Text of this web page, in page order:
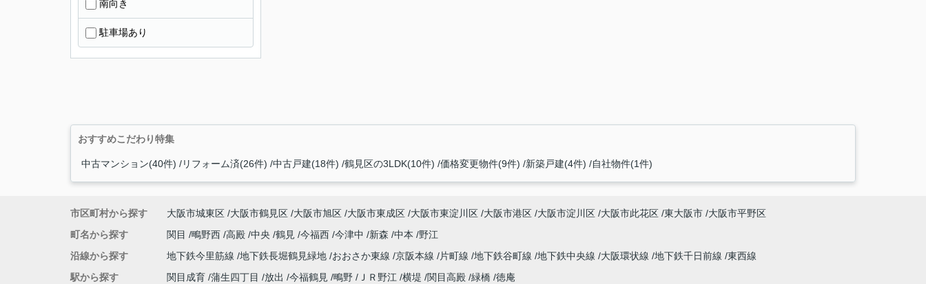
南向き
駐車場あり
おすすめこだわり特集
中古マンション(40件) リフォーム済(26件) 中古戸建(18件) 鶴見区の3LDK(10件) 価格変更物件(9件) 新築戸建(4件) 自社物件(1件)
市区町村から探す 大阪市城東区 大阪市鶴見区 大阪市旭区 大阪市東成区 大阪市東淀川区 大阪市港区 大阪市淀川区 大阪市此花区 東大阪市 大阪市平野区
町名から探す
関目 鴫野西 高殿 中央 鶴見 今福西 今津中 新森 中本
野江
沿線から探す
地下鉄今里筋線 地下鉄長堀鶴見緑地 おおさか東線 京阪本線 片町線 地下鉄谷町線 地下鉄中央線 大阪環状線 地下鉄千日前線 東西線
駅から探す
関目成育 蒲生四丁目 放出 今福鶴見 鴫野 ＪＲ野江 横堤 関目高殿 緑橋 徳庵